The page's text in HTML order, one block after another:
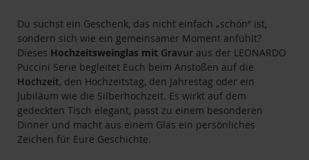
Du suchst ein Geschenk, das nicht einfach „schön“ ist,
sondern sich wie ein gemeinsamer Moment anfühlt?
Dieses Hochzeitsweinglas mit Gravur aus der LEONARDO
Puccini Serie begleitet Euch beim Anstoßen auf die
Hochzeit, den Hochzeitstag, den Jahrestag oder ein
Jubiläum wie die Silberhochzeit. Es wirkt auf dem
gedeckten Tisch elegant, passt zu einem besonderen
Dinner und macht aus einem Glas ein persönliches
Zeichen für Eure Geschichte.